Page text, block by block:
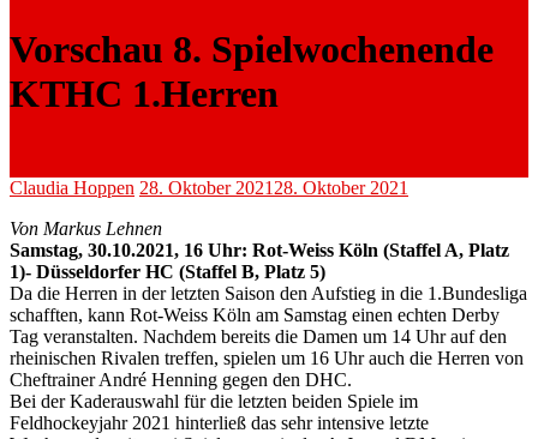
Vorschau 8. Spielwochenende
KTHC 1.Herren
Claudia Hoppen 28. Oktober 2021 28. Oktober 2021
Von Markus Lehnen
Samstag, 30.10.2021, 16 Uhr: Rot-Weiss Köln (Staffel A, Platz
1)- Düsseldorfer HC (Staffel B, Platz 5)
Da die Herren in der letzten Saison den Aufstieg in die 1.Bundesliga
schafften, kann Rot-Weiss Köln am Samstag einen echten Derby
Tag veranstalten. Nachdem bereits die Damen um 14 Uhr auf den
rheinischen Rivalen treffen, spielen um 16 Uhr auch die Herren von
Cheftrainer André Henning gegen den DHC.
Bei der Kaderauswahl für die letzten beiden Spiele im
Feldhockeyjahr 2021 hinterließ das sehr intensive letzte